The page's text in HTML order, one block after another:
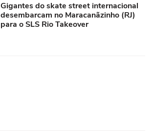
Gigantes do skate street internacional
desembarcam no Maracanãzinho (RJ)
para o SLS Rio Takeover